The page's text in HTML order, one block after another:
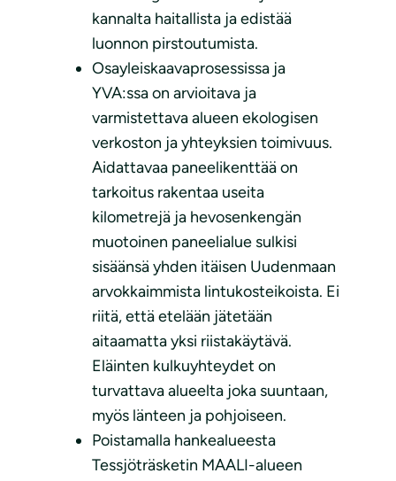
kannalta haitallista ja edistää
luonnon pirstoutumista.
Osayleiskaavaprosessissa ja
YVA:ssa on arvioitava ja
varmistettava alueen ekologisen
verkoston ja yhteyksien toimivuus.
Aidattavaa paneelikenttää on
tarkoitus rakentaa useita
kilometrejä ja hevosenkengän
muotoinen paneelialue sulkisi
sisäänsä yhden itäisen Uudenmaan
arvokkaimmista lintukosteikoista. Ei
riitä, että etelään jätetään
aitaamatta yksi riistakäytävä.
Eläinten kulkuyhteydet on
turvattava alueelta joka suuntaan,
myös länteen ja pohjoiseen.
Poistamalla hankealueesta
Tessjöträsketin MAALI-alueen